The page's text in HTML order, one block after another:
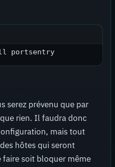
portsentry
serez prévenu que par
rien. Il faudra donc
mais tout
hôtes qui seront
faire soit bloquer même